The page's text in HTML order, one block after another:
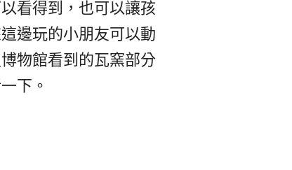
看得到，也可以讓孩
邊玩的小朋友可以動
物館看到的瓦窯部分
下。